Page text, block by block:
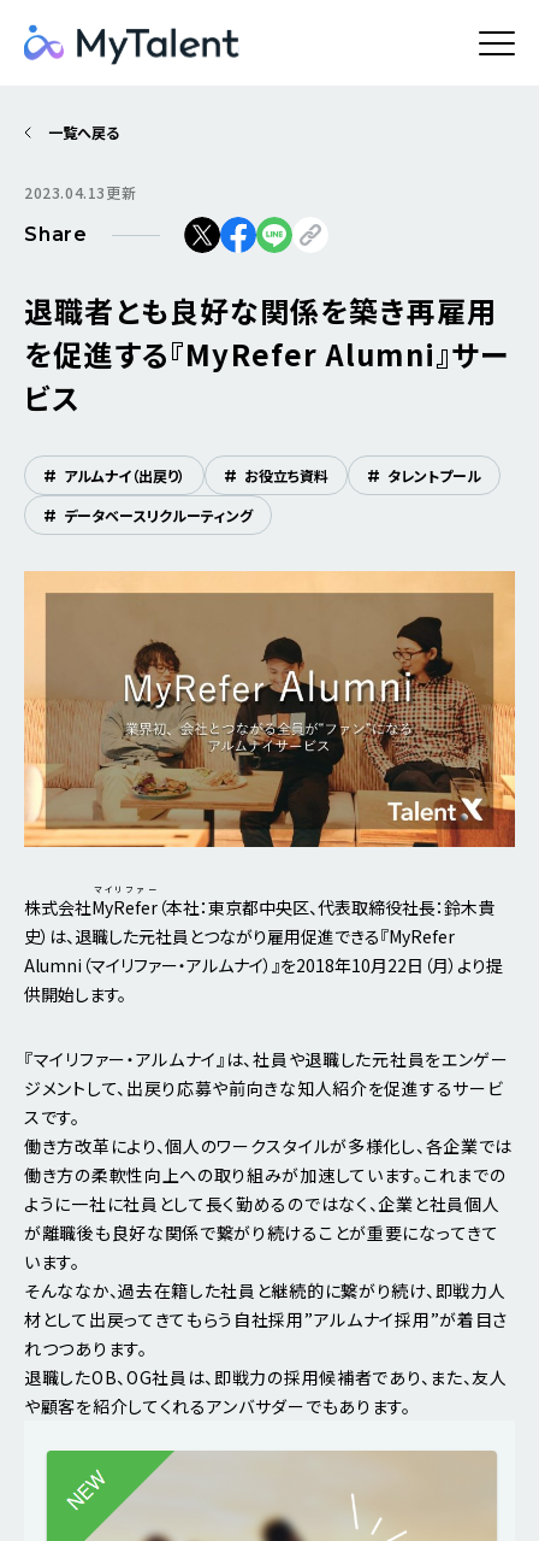
一覧へ戻る
2023.04.13更新
Share
退職者とも良好な関係を築き再雇用
を促進する『MyRefer Alumni』サー
ビス
# アルムナイ（出戻り） # お役立ち資料 # タレントプール
# データベースリクルーティング
株式会社MyRefer
マイリファー
（本社：東京都中央区、代表取締役社長：鈴木貴
史）は、退職した元社員とつながり雇用促進できる『MyRefer
Alumni（マイリファー・アルムナイ）』を2018年10月22日（月）より提
供開始します。
『マイリファー・アルムナイ』は、社員や退職した元社員をエンゲー
ジメントして、出戻り応募や前向きな知人紹介を促進するサービ
スです。
働き方改革により、個人のワークスタイルが多様化し、各企業では
働き方の柔軟性向上への取り組みが加速しています。これまでの
ように一社に社員として長く勤めるのではなく、企業と社員個人
が離職後も良好な関係で繋がり続けることが重要になってきて
います。
そんななか、過去在籍した社員と継続的に繋がり続け、即戦力人
材として出戻ってきてもらう自社採用”アルムナイ採用”が着目さ
れつつあります。
退職したOB、OG社員は、即戦力の採用候補者であり、また、友人
や顧客を紹介してくれるアンバサダーでもあります。